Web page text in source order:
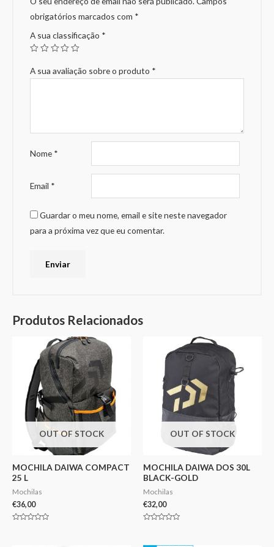
obrigatórios marcados com *
A sua classificação *
A sua avaliação sobre o produto *
Nome *
Email *
Guardar o meu nome, email e site neste navegador
para a próxima vez que eu comentar.
Produtos Relacionados
OUT OF STOCK
MOCHILA DAIWA COMPACT
25 L
Mochilas
€36,00
OUT OF STOCK
MOCHILA DAIWA DOS 30L
BLACK-GOLD
Mochilas
€32,00